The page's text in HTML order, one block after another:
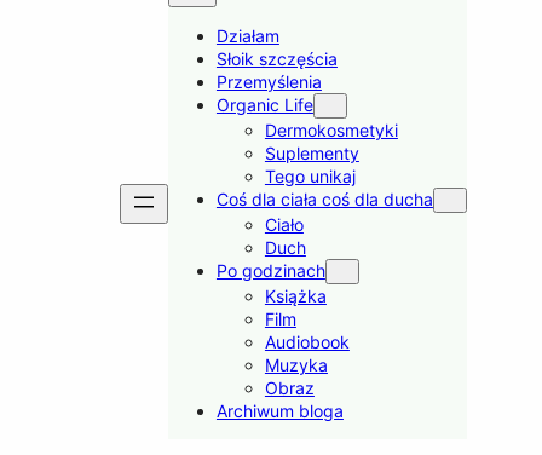
Działam
Słoik szczęścia
Przemyślenia
Organic Life
Dermokosmetyki
Suplementy
Tego unikaj
Coś dla ciała coś dla ducha
Ciało
Duch
Po godzinach
Książka
Film
Audiobook
Muzyka
Obraz
Archiwum bloga